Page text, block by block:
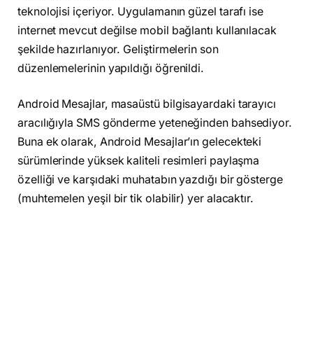
teknolojisi içeriyor. Uygulamanın güzel tarafı ise
internet mevcut değilse mobil bağlantı kullanılacak
şekilde hazırlanıyor. Geliştirmelerin son
düzenlemelerinin yapıldığı öğrenildi.
Android Mesajlar, masaüstü bilgisayardaki tarayıcı
aracılığıyla SMS gönderme yeteneğinden bahsediyor.
Buna ek olarak, Android Mesajlar’ın gelecekteki
sürümlerinde yüksek kaliteli resimleri paylaşma
özelliği ve karşıdaki muhatabın yazdığı bir gösterge
(muhtemelen yeşil bir tik olabilir) yer alacaktır.